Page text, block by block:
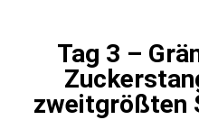
Tag 3 –
zweitgrößten